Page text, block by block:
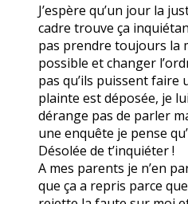
J’espère qu’un jour la
cadre trouve ça
pas prendre toujours la
possible et changer
pas qu’ils puissent
plainte est déposée, je
dérange pas de parler
une enquête je pense
Désolée de t’inquiéter !
A mes parents je n’en
que ça a repris parce